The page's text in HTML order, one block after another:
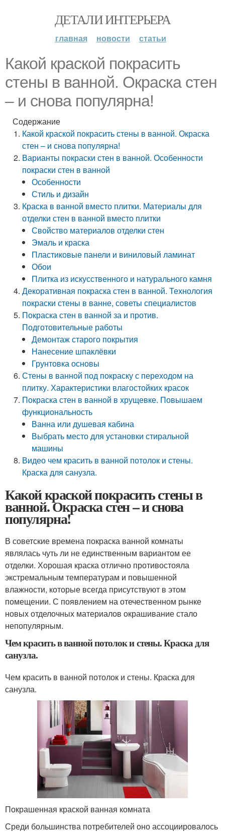
ДЕТАЛИ ИНТЕРЬЕРА
главная новости статьи
Какой краской покрасить
стены в ванной. Окраска стен
– и снова популярна!
Содержание
Какой краской покрасить стены в ванной. Окраска
стен – и снова популярна!
Варианты покраски стен в ванной. Особенности
покраски стен в ванной
Особенности
Стиль и дизайн
Краска в ванной вместо плитки. Материалы для
отделки стен в ванной вместо плитки
Свойство материалов отделки стен
Эмаль и краска
Пластиковые панели и виниловый ламинат
Обои
Плитка из искусственного и натурального камня
Декоративная покраска стен в ванной. Технология
покраски стены в ванне, советы специалистов
Покраска стен в ванной за и против.
Подготовительные работы
Демонтаж старого покрытия
Нанесение шпаклёвки
Грунтовка основы
Стены в ванной под покраску с переходом на
плитку. Характеристики влагостойких красок
Покраска стен в ванной в хрущевке. Повышаем
функциональность
Ванна или душевая кабина
Выбрать место для установки стиральной
машины
Видео чем красить в ванной потолок и стены.
Краска для санузла.
Какой краской покрасить стены в
ванной. Окраска стен – и снова
популярна!
В советские времена покраска ванной комнаты
являлась чуть ли не единственным вариантом ее
отделки. Хорошая краска отлично противостояла
экстремальным температурам и повышенной
влажности, которые всегда присутствуют в этом
помещении. С появлением на отечественном рынке
новых отделочных материалов окрашивание стало
непопулярным.
Чем красить в ванной потолок и стены. Краска для
санузла.
Чем красить в ванной потолок и стены. Краска для
санузла.
Покрашенная краской ванная комната
Среди большинства потребителей оно ассоциировалось